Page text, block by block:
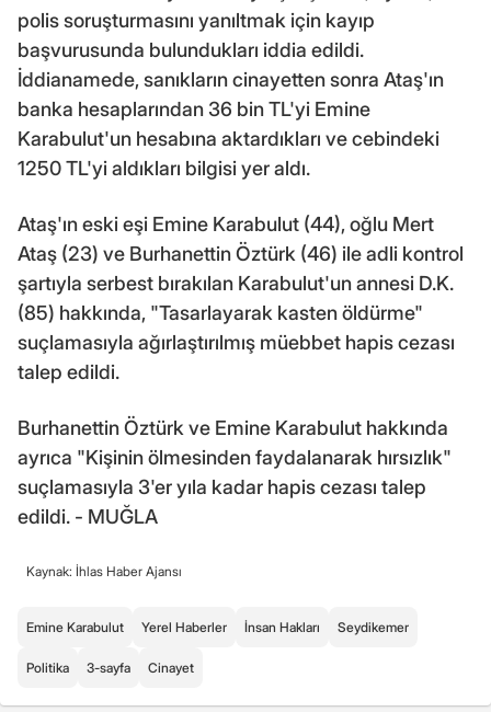
polis soruşturmasını yanıltmak için kayıp
başvurusunda bulundukları iddia edildi.
İddianamede, sanıkların cinayetten sonra Ataş'ın
banka hesaplarından 36 bin TL'yi Emine
Karabulut'un hesabına aktardıkları ve cebindeki
1250 TL'yi aldıkları bilgisi yer aldı.
Ataş'ın eski eşi Emine Karabulut (44), oğlu Mert
Ataş (23) ve Burhanettin Öztürk (46) ile adli kontrol
şartıyla serbest bırakılan Karabulut'un annesi D.K.
(85) hakkında, "Tasarlayarak kasten öldürme"
suçlamasıyla ağırlaştırılmış müebbet hapis cezası
talep edildi.
Burhanettin Öztürk ve Emine Karabulut hakkında
ayrıca "Kişinin ölmesinden faydalanarak hırsızlık"
suçlamasıyla 3'er yıla kadar hapis cezası talep
edildi. - MUĞLA
Kaynak: İhlas Haber Ajansı
Emine Karabulut Yerel Haberler İnsan Hakları Seydikemer
Politika 3-sayfa Cinayet